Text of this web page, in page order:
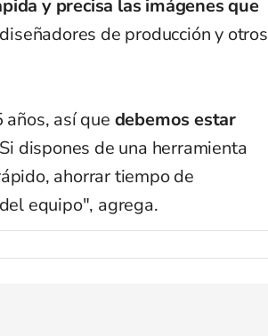
y precisa las imágenes que
de producción y otros
años, así que debemos estar
dispones de una herramienta
ahorrar tiempo de
equipo", agrega.